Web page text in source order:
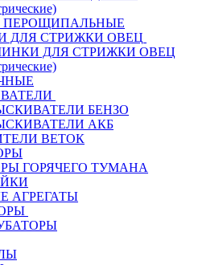
ДЛЯ СТРИЖКИ ОВЕЦ
ДЛЯ СТРИЖКИ ОВЕЦ
БЕНЗО
АКБ
ВЕТОК
ГОРЯЧЕГО ТУМАНА
АГРЕГАТЫ